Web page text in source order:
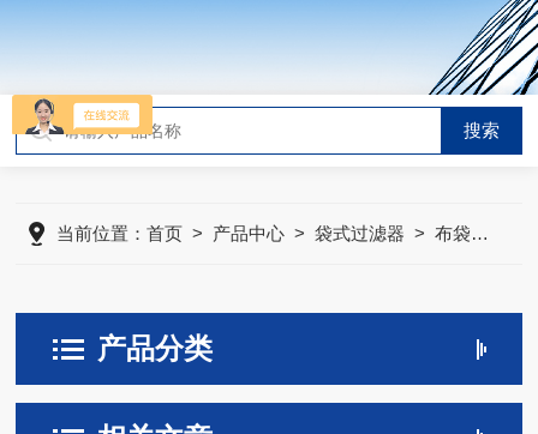
当前位置：首页 > 产品中心 >袋式过滤器 >布袋过滤机
产品分类